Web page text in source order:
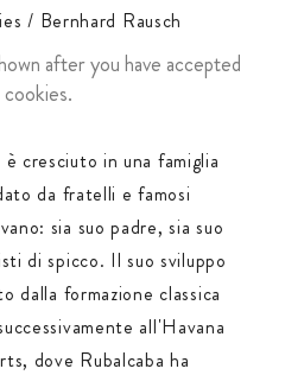
/ Bernhard Rausch
after you have accepted
cookies.
cresciuto in una famiglia
da fratelli e famosi
sia suo padre, sia suo
di spicco. Il suo sviluppo
dalla formazione classica
all'Havana
dove Rubalcaba ha